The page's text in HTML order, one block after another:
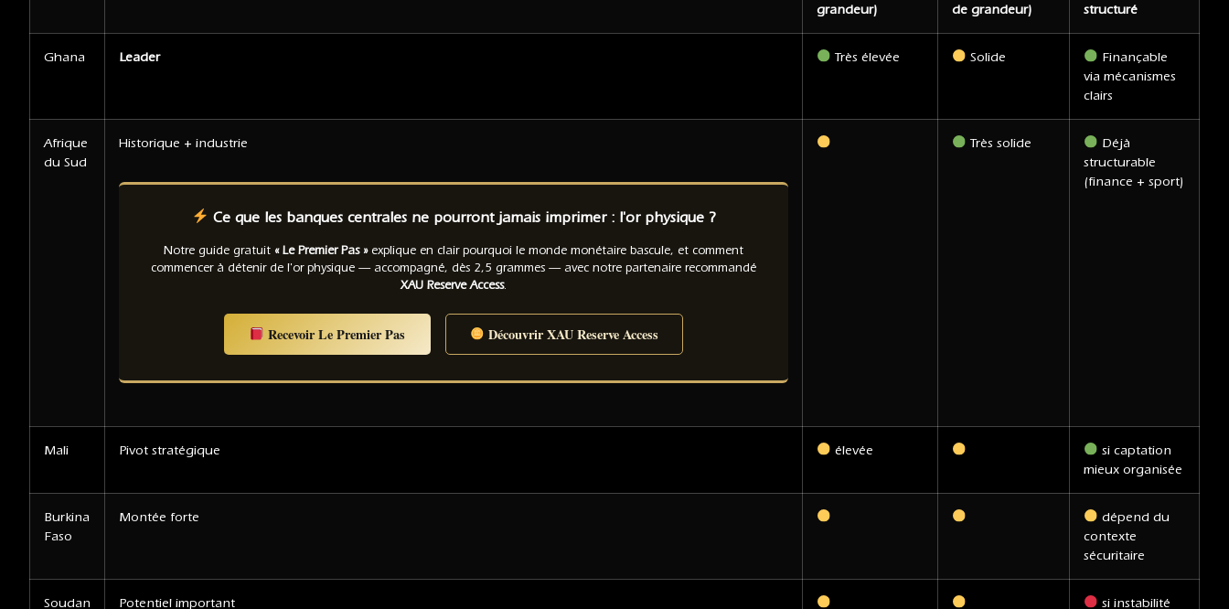
grandeur)
de grandeur)
structuré
Ghana Leader Très élevée Solide
Finançable
via mécanismes
clairs
Afrique
du Sud
Historique + industrie
Ce que les banques centrales ne pourront jamais imprimer : l'or physique ?
Notre guide gratuit « Le Premier Pas »explique en clair pourquoi le monde monétaire bascule, et comment
commencer à détenir de l'or physique — accompagné, dès 2,5 grammes — avec notre partenaire recommandé
XAU Reserve Access.
Recevoir Le Premier Pas Découvrir XAU Reserve Access
Très solide
Déjà
structurable
(finance + sport)
Mali Pivot stratégique élevée
si captation
mieux organisée
Burkina
Faso
Montée forte
dépend du
contexte
sécuritaire
Soudan Potentiel important si instabilité